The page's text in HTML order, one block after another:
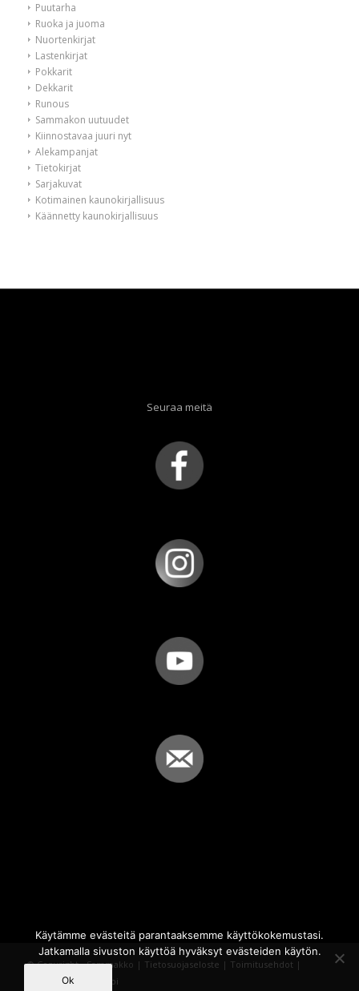
Puutarha
Ruoka ja juoma
Nuortenkirjat
Lastenkirjat
Pokkarit
Dekkarit
Runous
Sammakon uutuudet
Kiinnostavaa juuri nyt
Alekampanjat
Tietokirjat
Sarjakuvat
Kotimainen kaunokirjallisuus
Käännetty kaunokirjallisuus
Seuraa meitä
© Copyright - Sammakko | Tietosuojaseloste | Toimitusehdot |
Powered by
iQWebbi
Käytämme evästeitä parantaaksemme käyttökokemustasi.
Jatkamalla sivuston käyttöä hyväksyt evästeiden käytön.
Ok